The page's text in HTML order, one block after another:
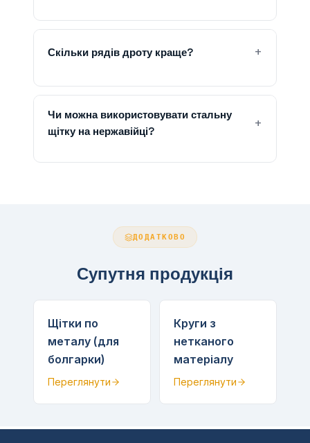
Скільки рядів дроту краще?
Чи можна використовувати стальну
щітку на нержавійці?
ДОДАТКОВО
Супутня продукція
Щітки по
металу (для
болгарки)
Переглянути
Круги з
нетканого
матеріалу
Переглянути